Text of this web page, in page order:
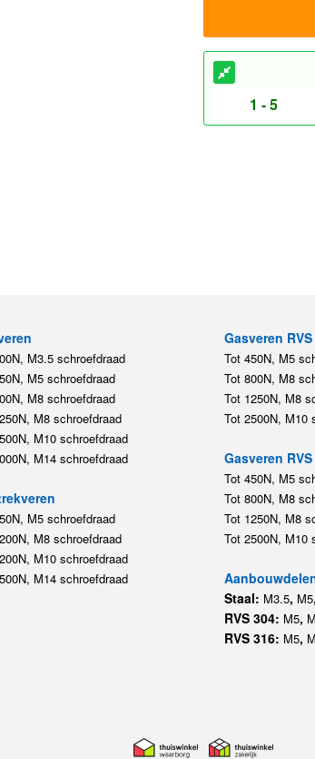
1 - 5
M3.5 schroefdraad
M5 schroefdraad
M8 schroefdraad
M8 schroefdraad
M10 schroefdraad
M14 schroefdraad
M5 schroefdraad
M8 schroefdraad
M10 schroefdraad
M14 schroefdraad
Gasveren
Tot 450N, M5
Tot 800N, M8
Tot 1250N, M8
Tot 2500N, M10
Gasveren
Tot 450N, M5
Tot 800N, M8
Tot 1250N, M8
Tot 2500N, M10
Staal: M3.5, M5,
RVS 304: M5,
RVS 316: M5,